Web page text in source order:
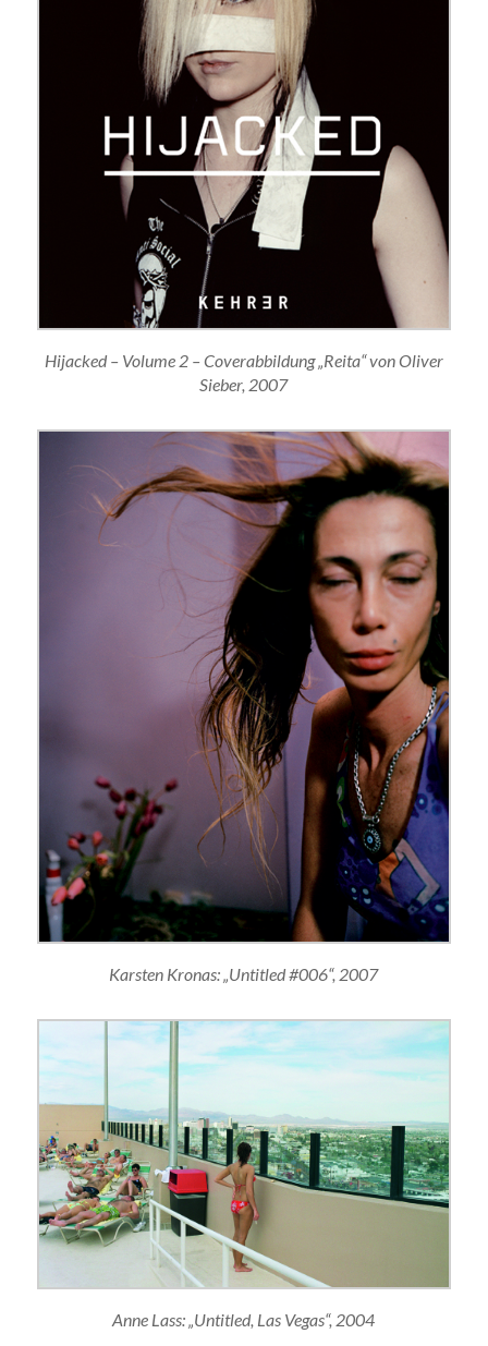
Hijacked – Volume 2 – Coverabbildung „Reita“ von Oliver
Sieber, 2007
Karsten Kronas: „Untitled #006“, 2007
Anne Lass: „Untitled, Las Vegas“, 2004